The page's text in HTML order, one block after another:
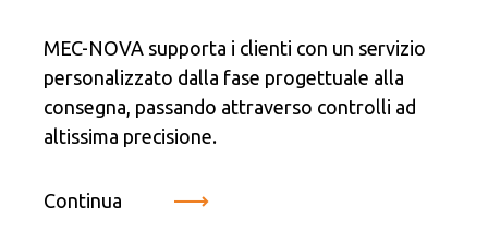
MEC-NOVA supporta i clienti con un servizio
personalizzato dalla fase progettuale alla
consegna, passando attraverso controlli ad
altissima precisione.
Continua